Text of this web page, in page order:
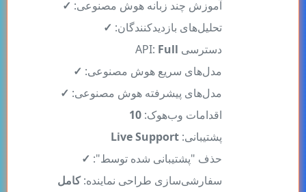
تحلیل‌های بازدیدکنندگان:✓
دسترسی API: Full
مدل‌های سریع هوش مصنوعی:
مدل‌های پیشرفته هوش مصنوعی:
اقدامات وب‌هوک:10
پشتیبانی:Live Support
حذف "پشتیبانی شده توسط":
سفارشی‌سازی طراحی نماینده:
داشبورد تیم:✓